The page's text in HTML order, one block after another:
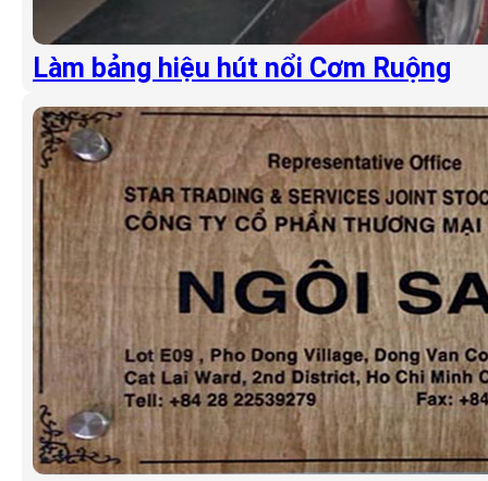
Làm bảng hiệu hút nổi Cơm Ruộng